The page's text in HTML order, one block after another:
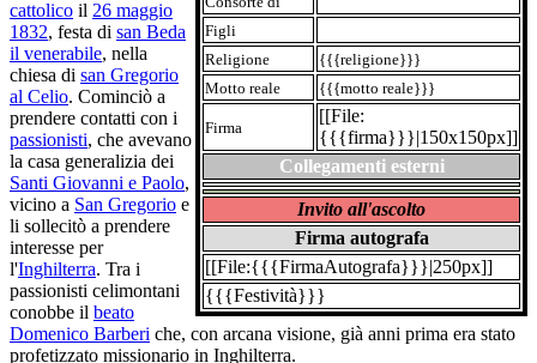
Figli
Religione
{{{religione}}}
Motto reale
{{{motto reale}}}
Firma
[[File:
{{{firma}}}|150x150px]]
Collegamenti esterni
Invito all'ascolto
Firma autografa
[[File:{{{FirmaAutografa}}}|250px]]
{{{Festività}}}
cattolico il 26 maggio
1832, festa di san Beda
il venerabile, nella
chiesa di san Gregorio
al Celio. Cominciò a
prendere contatti con i
passionisti, che avevano
la casa generalizia dei
Santi Giovanni e Paolo,
vicino a San Gregorio e
li sollecitò a prendere
interesse per
l'Inghilterra. Tra i
passionisti celimontani
conobbe il beato
Domenico Barberi che, con arcana visione, già anni prima era stato
profetizzato missionario in Inghilterra.